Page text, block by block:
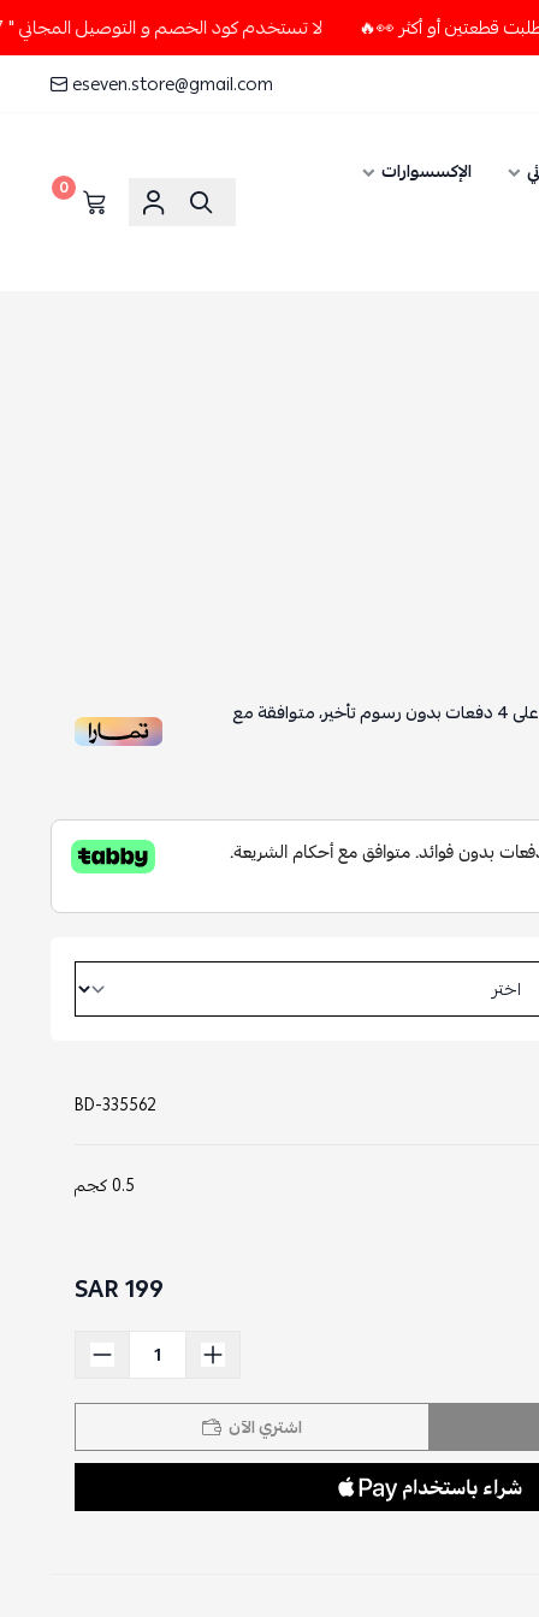
لا تستخدم كود الخصم و التوصيل المجاني " N7 " إلا إذا طلبت قطعتين أو أكثر 👀🔥
eseven.store@gmail.com
الإكسسوارات
0
4دفعات بدون رسوم تأخير، متوافقة مع
BD-335562
0.5 كجم
199 SAR
اشتري الآن